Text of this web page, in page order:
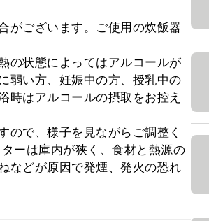
がございます。ご使用の炊飯器
の状態によってはアルコールが
弱い方、妊娠中の方、授乳中の
時はアルコールの摂取をお控え
ので、様子を見ながらご調整く
ーは庫内が狭く、食材と熱源の
などが原因で発煙、発火の恐れ